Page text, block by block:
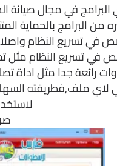
البرامج في مجال صيانة
من البرامج بالحماية
في تسريع النظام
في تسريع النظام مثل
رائعة جدا مثل اداة
لاي ملف,فطريقته